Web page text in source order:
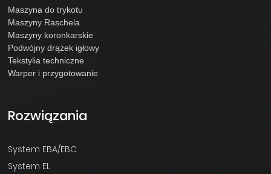
Maszyna do trykotu
Maszyny Raschela
Maszyny koronkarskie
Podwójny drążek igłowy
Tekstylia techniczne
Warper i przygotowanie
Rozwiązania
System EBA/EBC
System EL